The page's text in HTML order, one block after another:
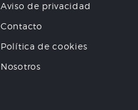
Aviso de privacidad
Contacto
Política de cookies
Nosotros